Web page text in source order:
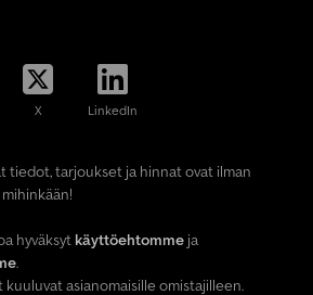
X LinkedIn
tiedot, tarjoukset ja hinnat ovat ilman
hyväksyt käyttöehtomme ja
.
asianomaisille omistajilleen.